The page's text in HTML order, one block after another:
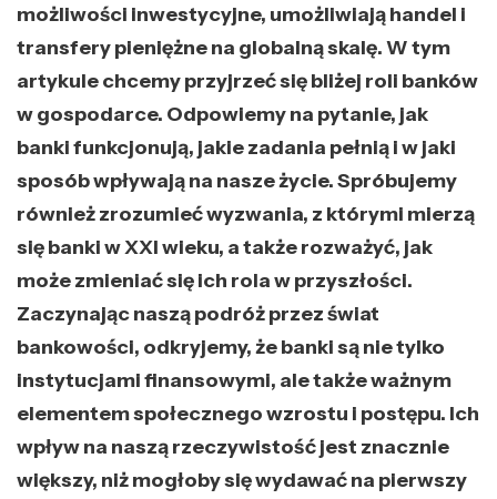
możliwości inwestycyjne, umożliwiają handel i
transfery pieniężne na globalną skalę. W tym
artykule chcemy przyjrzeć się bliżej roli banków
w gospodarce. Odpowiemy na pytanie, jak
banki funkcjonują, jakie zadania pełnią i w jaki
sposób wpływają na nasze życie. Spróbujemy
również zrozumieć wyzwania, z którymi mierzą
się banki w XXI wieku, a także rozważyć, jak
może zmieniać się ich rola w przyszłości.
Zaczynając naszą podróż przez świat
bankowości, odkryjemy, że banki są nie tylko
instytucjami finansowymi, ale także ważnym
elementem społecznego wzrostu i postępu. Ich
wpływ na naszą rzeczywistość jest znacznie
większy, niż mogłoby się wydawać na pierwszy